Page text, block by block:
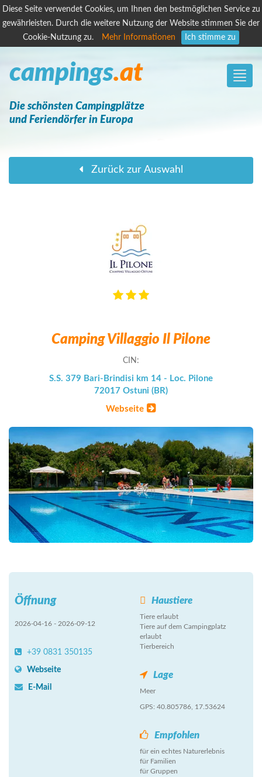
Diese Seite verwendet Cookies, um Ihnen den bestmöglichen Service zu
gewährleisten. Durch die weitere Nutzung der Website stimmen Sie der
Cookie-Nutzung zu.
Mehr Informationen Ich stimme zu
Toggle
campings.at
Die schönsten Campingplätze
und Feriendörfer in Europa
Zurück zur Auswahl
Camping Villaggio Il Pilone
CIN:
S.S. 379 Bari-Brindisi km 14 - Loc. Pilone
72017 Ostuni (BR)
Webseite
Öffnung
2026-04-16 - 2026-09-12
+39 0831 350135
Webseite
E-Mail
Haustiere
Tiere erlaubt
Tiere auf dem Campingplatz
erlaubt
Tierbereich
Lage
Meer
GPS: 40.805786, 17.53624
Empfohlen
für ein echtes Naturerlebnis
für Familien
für Gruppen